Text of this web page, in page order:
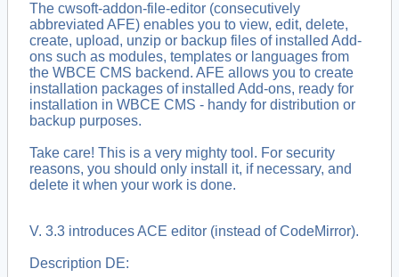
The cwsoft-addon-file-editor (consecutively
abbreviated AFE) enables you to view, edit, delete,
create, upload, unzip or backup files of installed Add-
ons such as modules, templates or languages from
the WBCE CMS backend. AFE allows you to create
installation packages of installed Add-ons, ready for
installation in WBCE CMS - handy for distribution or
backup purposes.
Take care! This is a very mighty tool. For security
reasons, you should only install it, if necessary, and
delete it when your work is done.
V. 3.3 introduces ACE editor (instead of CodeMirror).
Description DE: